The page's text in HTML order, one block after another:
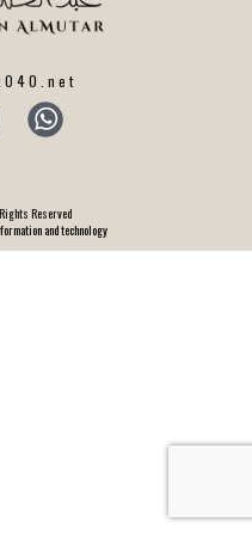
Reserved
and technology